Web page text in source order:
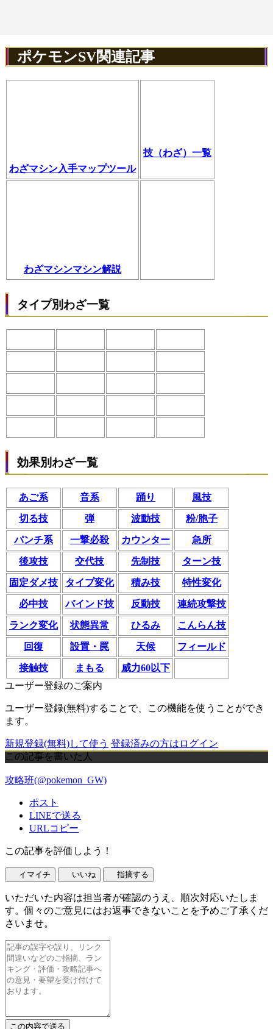
ポケモンSV関連記事
わざマシン入手マップツール
技（わざ）一覧
わざマシンマシン解説
タイプ別わざ一覧
効果別わざ一覧
あご系 音系 踊り 風技
切る技 弾 波動技 粉/胞子
パンチ系 一撃必殺 カウンター 急所
後攻技 交代技 先制技 ターン技
固定ダメ技 タイプ変化 積み技 特性変化
必中技 バインド技 反動技 連続攻撃技
ランク変化 状態異常 ひるみ こんらん技
回復 設置・罠 天候 フィールド
接触技 まもる
威力60以下
ユーザー登録のご案内
ユーザー登録(無料)することで、この機能を使うことができ
ます。
新規登録(無料)して使う 登録済みの方はログイン
この記事を書いた人
攻略班(@pokemon_GW)
ポスト
LINEで送る
URLコピー
この記事を評価しよう！
イマイチ いいね 指摘する
いただいた内容は担当者が確認のうえ、順次対応いたしま
す。個々のご意見にはお返事できないことを予めご了承くだ
さいませ。